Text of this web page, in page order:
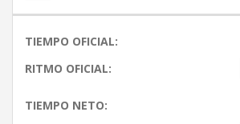
TIEMPO OFICIAL:
RITMO OFICIAL:
TIEMPO NETO: